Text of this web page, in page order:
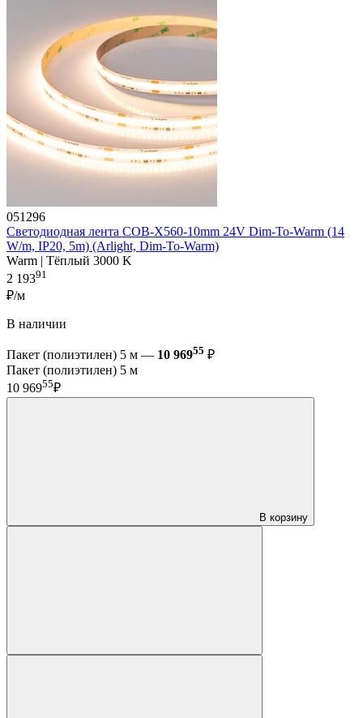
051296
Светодиодная лента COB-X560-10mm 24V Dim-To-Warm (14
W/m, IP20, 5m) (Arlight, Dim-To-Warm)
Warm | Тёплый 3000 K
2 19391
₽/м
В наличии
Пакет (полиэтилен) 5 м — 10 96955 ₽
Пакет (полиэтилен) 5 м
10 96955₽
В корзину